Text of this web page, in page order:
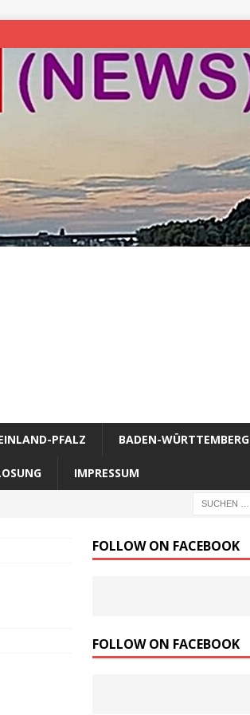
PFALZ BADEN-WÜRTTEMBERG
IMPRESSUM
FOLLOW ON FACEBOOK
FOLLOW ON FACEBOOK